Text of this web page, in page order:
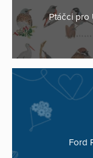
Ptáčci pro
Ford